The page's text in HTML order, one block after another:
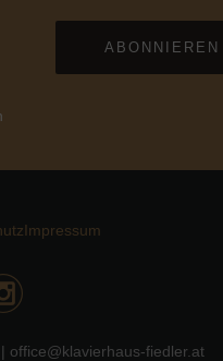
ABONNIEREN
Impressum
office@klavierhaus-fiedler.at